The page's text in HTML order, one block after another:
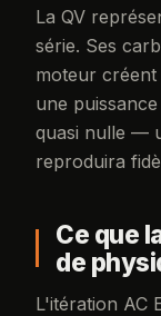
La QV
série. Ses
moteur
une
quasi nulle —
reproduira
Ce que
de
L'itération AC